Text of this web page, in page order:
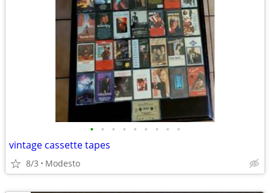
• • • • • • • • •
vintage cassette tapes
8/3 Modesto